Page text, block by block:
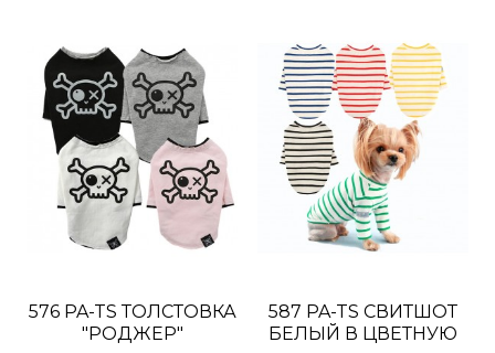
576 PA-TS ТОЛСТОВКА
"РОДЖЕР"
587 PA-TS СВИТШОТ
БЕЛЫЙ В ЦВЕТНУЮ